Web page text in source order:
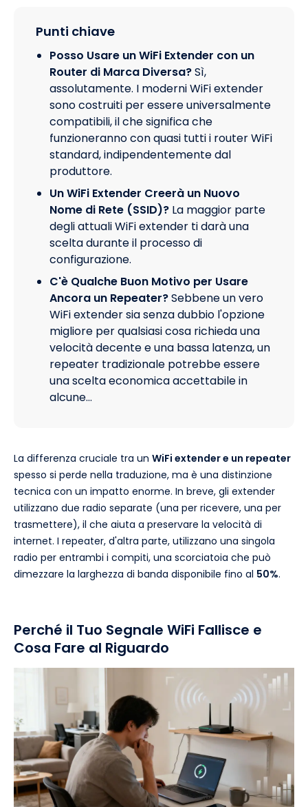
Punti chiave
Posso Usare un WiFi Extender con un
Router di Marca Diversa?Sì,
assolutamente. I moderni WiFi extender
sono costruiti per essere universalmente
compatibili, il che significa che
funzioneranno con quasi tutti i router WiFi
standard, indipendentemente dal
produttore.
Un WiFi Extender Creerà un Nuovo
Nome di Rete (SSID)? La maggior parte
degli attuali WiFi extender ti darà una
scelta durante il processo di
configurazione.
C'è Qualche Buon Motivo per Usare
Ancora un Repeater?Sebbene un vero
WiFi extender sia senza dubbio l'opzione
migliore per qualsiasi cosa richieda una
velocità decente e una bassa latenza, un
repeater tradizionale potrebbe essere
una scelta economica accettabile in
alcune…
La differenza cruciale tra un WiFi extender e un repeater
spesso si perde nella traduzione, ma è una distinzione
tecnica con un impatto enorme. In breve, gli extender
utilizzano due radio separate (una per ricevere, una per
trasmettere), il che aiuta a preservare la velocità di
internet. I repeater, d'altra parte, utilizzano una singola
radio per entrambi i compiti, una scorciatoia che può
dimezzare la larghezza di banda disponibile fino al 50%.
Perché il Tuo Segnale WiFi Fallisce e
Cosa Fare al Riguardo